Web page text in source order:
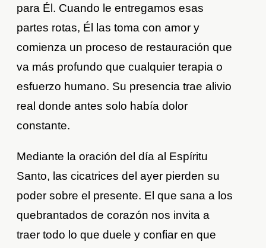
para Él. Cuando le entregamos esas
partes rotas, Él las toma con amor y
comienza un proceso de restauración que
va más profundo que cualquier terapia o
esfuerzo humano. Su presencia trae alivio
real donde antes solo había dolor
constante.
Mediante la oración del día al Espíritu
Santo, las cicatrices del ayer pierden su
poder sobre el presente. El que sana a los
quebrantados de corazón nos invita a
traer todo lo que duele y confiar en que